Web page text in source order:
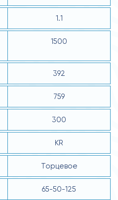
1.1
1500
392
759
300
KR
Торцевое
65-50-125